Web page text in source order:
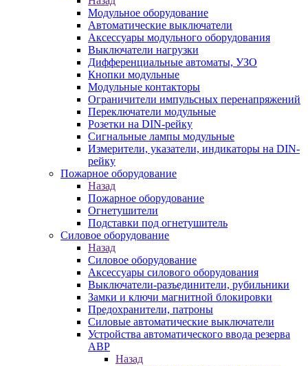
Модульное оборудование
Автоматические выключатели
Аксессуары модульного оборудования
Выключатели нагрузки
Дифференциальные автоматы, УЗО
Кнопки модульные
Модульные контакторы
Ограничители импульсных перенапряжений
Переключатели модульные
Розетки на DIN-рейку
Сигнальные лампы модульные
Измерители, указатели, индикаторы на DIN-
рейку
Пожарное оборудование
Назад
Пожарное оборудование
Огнетушители
Подставки под огнетушитель
Силовое оборудование
Назад
Силовое оборудование
Аксессуары силового оборудования
Выключатели-разъединители, рубильники
Замки и ключи магнитной блокировки
Предохранители, патроны
Силовые автоматические выключатели
Устройства автоматического ввода резерва
АВР
Назад